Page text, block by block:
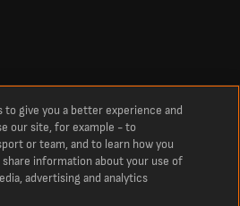
to give you a better experience and
our site, for example - to
or team, and to learn how you
share information about your use of
advertising and analytics